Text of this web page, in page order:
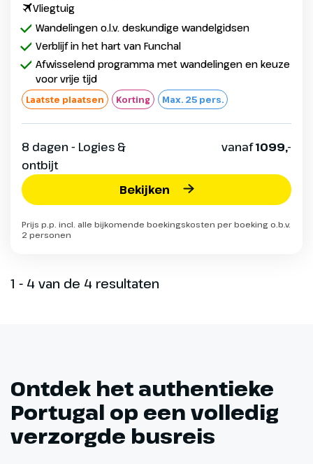
Vliegtuig
Wandelingen o.l.v. deskundige wandelgidsen
Verblijf in het hart van Funchal
Afwisselend programma met wandelingen en keuze
voor vrije tijd
Laatste plaatsen Korting Max. 25 pers.
8 dagen - Logies &
ontbijt
vanaf1099,-
Bekijken
Prijs p.p. incl. alle bijkomende boekingskosten per boeking o.b.v.
2 personen
1 - 4 van de 4 resultaten
Ontdek het authentieke
Portugal op een volledig
verzorgde busreis